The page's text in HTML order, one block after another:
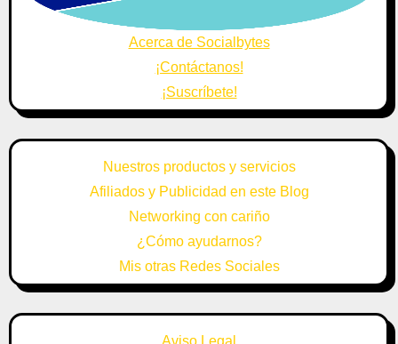
Acerca de Socialbytes
¡Contáctanos!
¡Suscríbete!
Nuestros productos y servicios
Afiliados y Publicidad en este Blog
Networking con cariño
¿Cómo ayudarnos?
Mis otras Redes Sociales